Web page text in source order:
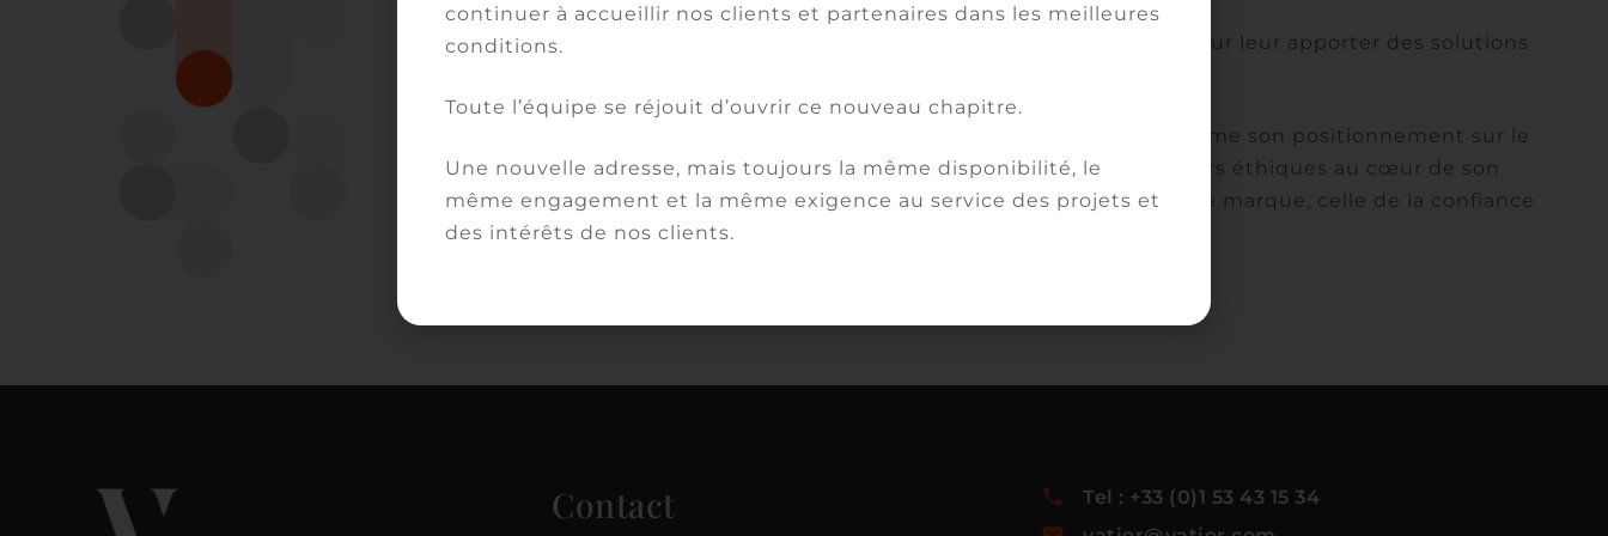
Nous sommes des avocats partenaires de nos clients, engagés pour leur apporter des solutions
Vatier est aujourd’hui une marque. Une marque française qui affirme son positionnement sur le
plan international. Une marque indépendante qui porte les valeurs éthiques au cœur de son
action. Une marque qui poursuit son histoire avec ses clients. Une marque, celle de la confiance
et de l’audace.
Contact
Tel : +33 (0)1 53 43 15 34
continuer à accueillir nos clients et partenaires dans les meilleures
conditions.
Toute l’équipe se réjouit d’ouvrir ce nouveau chapitre.
Une nouvelle adresse, mais toujours la même disponibilité, le
même engagement et la même exigence au service des projets et
des intérêts de nos clients.